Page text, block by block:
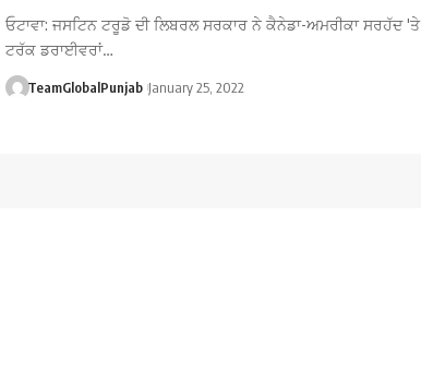
ਓਟਾਵਾ: ਜਸਟਿਨ ਟਰੂਡੋ ਦੀ ਲਿਬਰਲ ਸਰਕਾਰ ਨੇ ਕੈਨੇਡਾ-ਅਮਰੀਕਾ ਸਰਹੱਦ 'ਤੇ
ਟਰੱਕ ਡਰਾਈਵਰਾਂ…
TeamGlobalPunjab January 25, 2022